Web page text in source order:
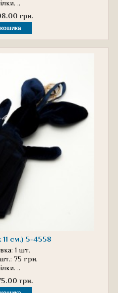
..
грн.
11 см.) 5-4558
1 шт.
75 грн.
..
грн.